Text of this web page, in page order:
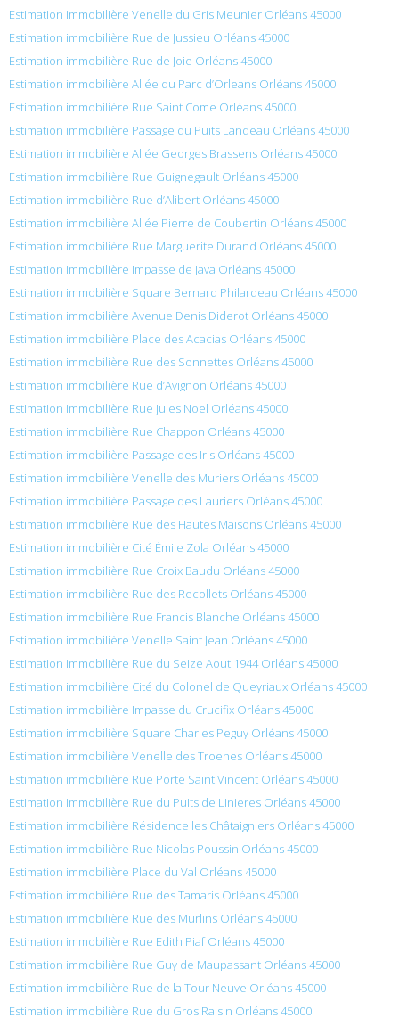
Estimation immobilière Venelle du Gris Meunier Orléans 45000
Estimation immobilière Rue de Jussieu Orléans 45000
Estimation immobilière Rue de Joie Orléans 45000
Estimation immobilière Allée du Parc d’Orleans Orléans 45000
Estimation immobilière Rue Saint Come Orléans 45000
Estimation immobilière Passage du Puits Landeau Orléans 45000
Estimation immobilière Allée Georges Brassens Orléans 45000
Estimation immobilière Rue Guignegault Orléans 45000
Estimation immobilière Rue d’Alibert Orléans 45000
Estimation immobilière Allée Pierre de Coubertin Orléans 45000
Estimation immobilière Rue Marguerite Durand Orléans 45000
Estimation immobilière Impasse de Java Orléans 45000
Estimation immobilière Square Bernard Philardeau Orléans 45000
Estimation immobilière Avenue Denis Diderot Orléans 45000
Estimation immobilière Place des Acacias Orléans 45000
Estimation immobilière Rue des Sonnettes Orléans 45000
Estimation immobilière Rue d’Avignon Orléans 45000
Estimation immobilière Rue Jules Noel Orléans 45000
Estimation immobilière Rue Chappon Orléans 45000
Estimation immobilière Passage des Iris Orléans 45000
Estimation immobilière Venelle des Muriers Orléans 45000
Estimation immobilière Passage des Lauriers Orléans 45000
Estimation immobilière Rue des Hautes Maisons Orléans 45000
Estimation immobilière Cité Émile Zola Orléans 45000
Estimation immobilière Rue Croix Baudu Orléans 45000
Estimation immobilière Rue des Recollets Orléans 45000
Estimation immobilière Rue Francis Blanche Orléans 45000
Estimation immobilière Venelle Saint Jean Orléans 45000
Estimation immobilière Rue du Seize Aout 1944 Orléans 45000
Estimation immobilière Cité du Colonel de Queyriaux Orléans 45000
Estimation immobilière Impasse du Crucifix Orléans 45000
Estimation immobilière Square Charles Peguy Orléans 45000
Estimation immobilière Venelle des Troenes Orléans 45000
Estimation immobilière Rue Porte Saint Vincent Orléans 45000
Estimation immobilière Rue du Puits de Linieres Orléans 45000
Estimation immobilière Résidence les Châtaigniers Orléans 45000
Estimation immobilière Rue Nicolas Poussin Orléans 45000
Estimation immobilière Place du Val Orléans 45000
Estimation immobilière Rue des Tamaris Orléans 45000
Estimation immobilière Rue des Murlins Orléans 45000
Estimation immobilière Rue Edith Piaf Orléans 45000
Estimation immobilière Rue Guy de Maupassant Orléans 45000
Estimation immobilière Rue de la Tour Neuve Orléans 45000
Estimation immobilière Rue du Gros Raisin Orléans 45000